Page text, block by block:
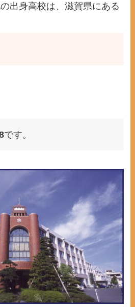
出身高校は、滋賀県にある
です。